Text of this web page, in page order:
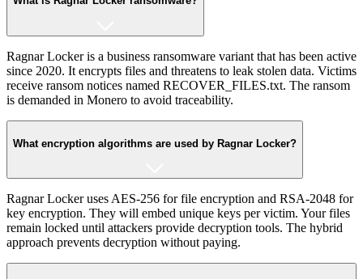
Ragnar Locker is a business ransomware variant that has been active
since 2020. It encrypts files and threatens to leak stolen data. Victims
receive ransom notices named RECOVER_FILES.txt. The ransom
is demanded in Monero to avoid traceability.
What encryption algorithms are used by Ragnar Locker?
Ragnar Locker uses AES-256 for file encryption and RSA-2048 for
key encryption. They will embed unique keys per victim. Your files
remain locked until attackers provide decryption tools. The hybrid
approach prevents decryption without paying.